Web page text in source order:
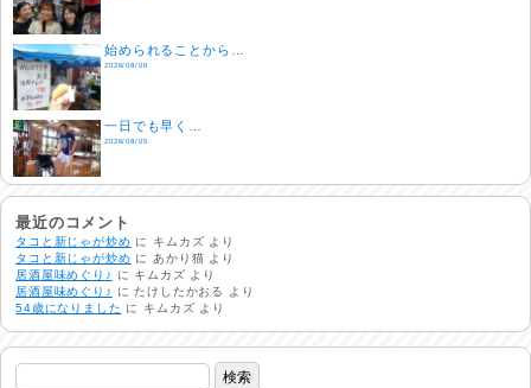
始められることから…
2026/08/06
一日でも早く…
2026/08/05
酷暑日
2026/08/04
明日で一週間
2026/08/03
熱中症注意
2026/08/02
最近のコメント
タコと新じゃが炒め に キムカズ より
タコと新じゃが炒め にあかり猫 より
居酒屋味めぐり♪
に キムカズ より
居酒屋味めぐり♪
にたけしたかおる
より
54歳になりました に キムカズ より